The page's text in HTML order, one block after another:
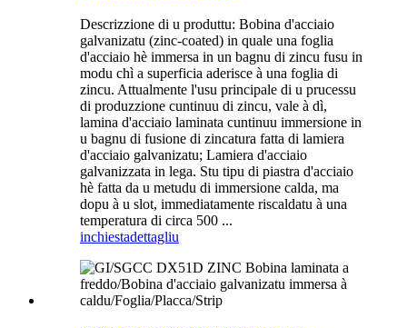
Descrizzione di u produttu: Bobina d'acciaio
galvanizatu (zinc-coated) in quale una foglia
d'acciaio hè immersa in un bagnu di zincu fusu in
modu chì a superficia aderisce à una foglia di
zincu. Attualmente l'usu principale di u prucessu
di produzzione cuntinuu di zincu, vale à dì,
lamina d'acciaio laminata cuntinuu immersione in
u bagnu di fusione di zincatura fatta di lamiera
d'acciaio galvanizatu; Lamiera d'acciaio
galvanizzata in lega. Stu tipu di piastra d'acciaio
hè fatta da u metudu di immersione calda, ma
dopu à u slot, immediatamente riscaldatu à una
temperatura di circa 500 ...
inchiestadettagliu